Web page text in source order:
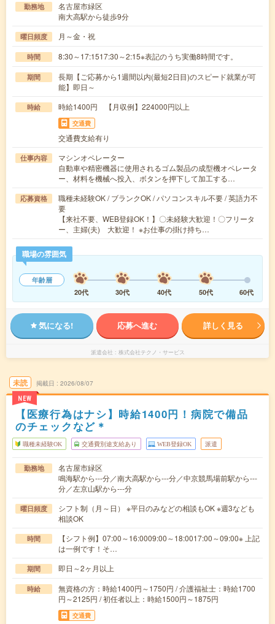
勤務地
名古屋市緑区
南大高駅から徒歩9分
曜日頻度 月～金・祝
時間 8:30～17:1517:30～2:15※表記のうち実働8時間です。
期間
長期【ご応募から1週間以内(最短2日目)のスピード就業が可
能】即日～
時給 時給1400円 【月収例】224000円以上
交通費
交通費支給有り
仕事内容
マシンオペレーター
自動車や精密機器に使用されるゴム製品の成型機オペレータ
ー、材料を機械へ投入、ボタンを押下して加工する…
応募資格
職種未経験OK / ブランクOK / パソコンスキル不要 / 英語力不
要
【来社不要、WEB登録OK！】〇未経験大歓迎！〇フリータ
ー、主婦(夫) 大歓迎！ ※お仕事の掛け持ち…
職場の雰囲気
年齢層
20代
30代 40代 50代 60代
気になる! 応募へ進む 詳しく見る
派遣会社 株式会社テクノ・サービス
未読
NEW
掲載日 2026/08/07
【医療行為はナシ】時給1400円！病院で備品
のチェックなど＊
職種未経験OK 交通費別途支給あり WEB登録OK 派遣
勤務地
名古屋市緑区
鳴海駅から---分／南大高駅から---分／中京競馬場前駅から---
分／左京山駅から---分
曜日頻度
シフト制（月～日） ※平日のみなどの相談もOK ※週3なども
相談OK
時間
【シフト例】07:00～16:0009:00～18:0017:00～09:00※ 上記
は一例です！そ…
期間 即日～2ヶ月以上
時給
無資格の方：時給1400円～1750円 / 介護福祉士：時給1700
円～2125円 / 初任者以上：時給1500円～1875円
交通費